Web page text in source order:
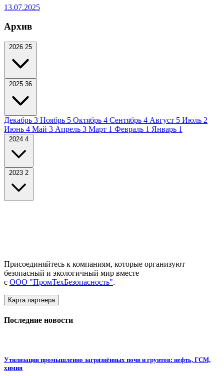
13.07.2025
Архив
2026 25
2025 36
Декабрь 3 Ноябрь 5 Октябрь 4 Сентябрь 4 Август 5 Июль 2
Июнь 4 Май 3 Апрель 3 Март 1 Февраль 1 Январь 1
2024 4
2023 2
Присоединяйтесь к компаниям, которые организуют
безопасный и экологичный мир вместе
с ООО "ПромТехБезопасность".
Карта партнера
Последние новости
Утилизация промышленно загрязнённых почв и грунтов: нефть, ГСМ,
химия